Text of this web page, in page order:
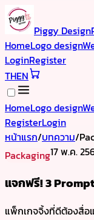
Piggy Design
HomeLogo design
LoginRegister
THEN
HomeLogo design
RegisterLogin
หน้าแรก/บทความ/
Packaging17 พ.ค.
แจกฟรี! 3
แพ็กเกจจิ้งที่ดีต้องสื่อ